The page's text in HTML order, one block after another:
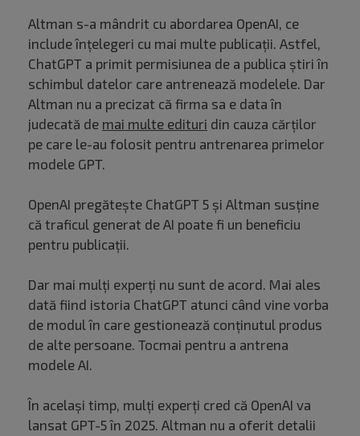
Altman s-a mândrit cu abordarea OpenAI, ce
include înțelegeri cu mai multe publicații. Astfel,
ChatGPT a primit permisiunea de a publica știri în
schimbul datelor care antrenează modelele. Dar
Altman nu a precizat că firma sa e data în
judecată de mai multe edituri din cauza cărților
pe care le-au folosit pentru antrenarea primelor
modele GPT.
OpenAI pregătește ChatGPT 5 și Altman susține
că traficul generat de AI poate fi un beneficiu
pentru publicații.
Dar mai mulți experți nu sunt de acord. Mai ales
dată fiind istoria ChatGPT atunci când vine vorba
de modul în care gestionează conținutul produs
de alte persoane. Tocmai pentru a antrena
modele AI.
În același timp, mulți experți cred că OpenAI va
lansat GPT-5 în 2025. Altman nu a oferit detalii